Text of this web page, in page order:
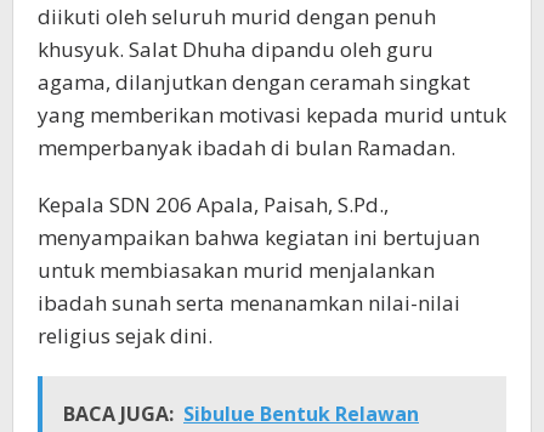
diikuti oleh seluruh murid dengan penuh
khusyuk. Salat Dhuha dipandu oleh guru
agama, dilanjutkan dengan ceramah singkat
yang memberikan motivasi kepada murid untuk
memperbanyak ibadah di bulan Ramadan.
Kepala SDN 206 Apala, Paisah, S.Pd.,
menyampaikan bahwa kegiatan ini bertujuan
untuk membiasakan murid menjalankan
ibadah sunah serta menanamkan nilai-nilai
religius sejak dini.
BACA JUGA: Sibulue Bentuk Relawan